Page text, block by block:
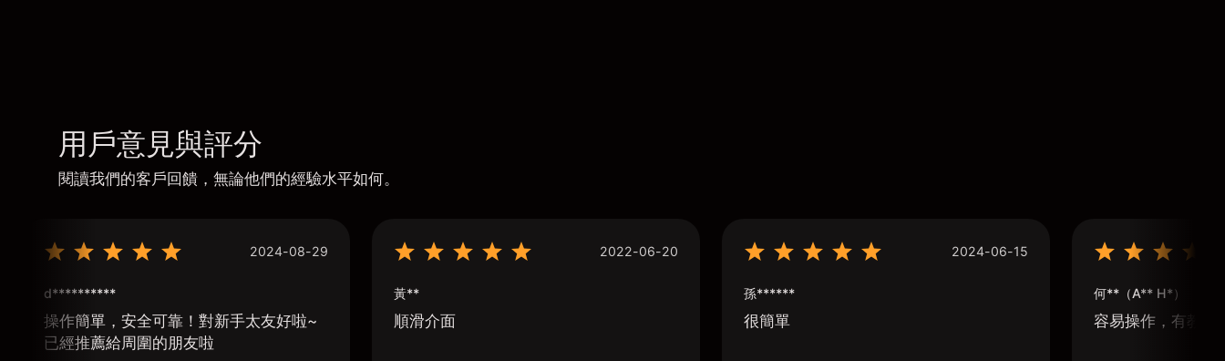
用戶意見與評分
閱讀我們的客戶回饋，無論他們的經驗水平如何。
2024-08-29
d**********
操作簡單，安全可靠！對新手太友好啦~
已經推薦給周圍的朋友啦
2022-06-20
黃**
順滑介面
2024-06-15
孫******
很簡單
何**（A** H*）
容易操作，有教學